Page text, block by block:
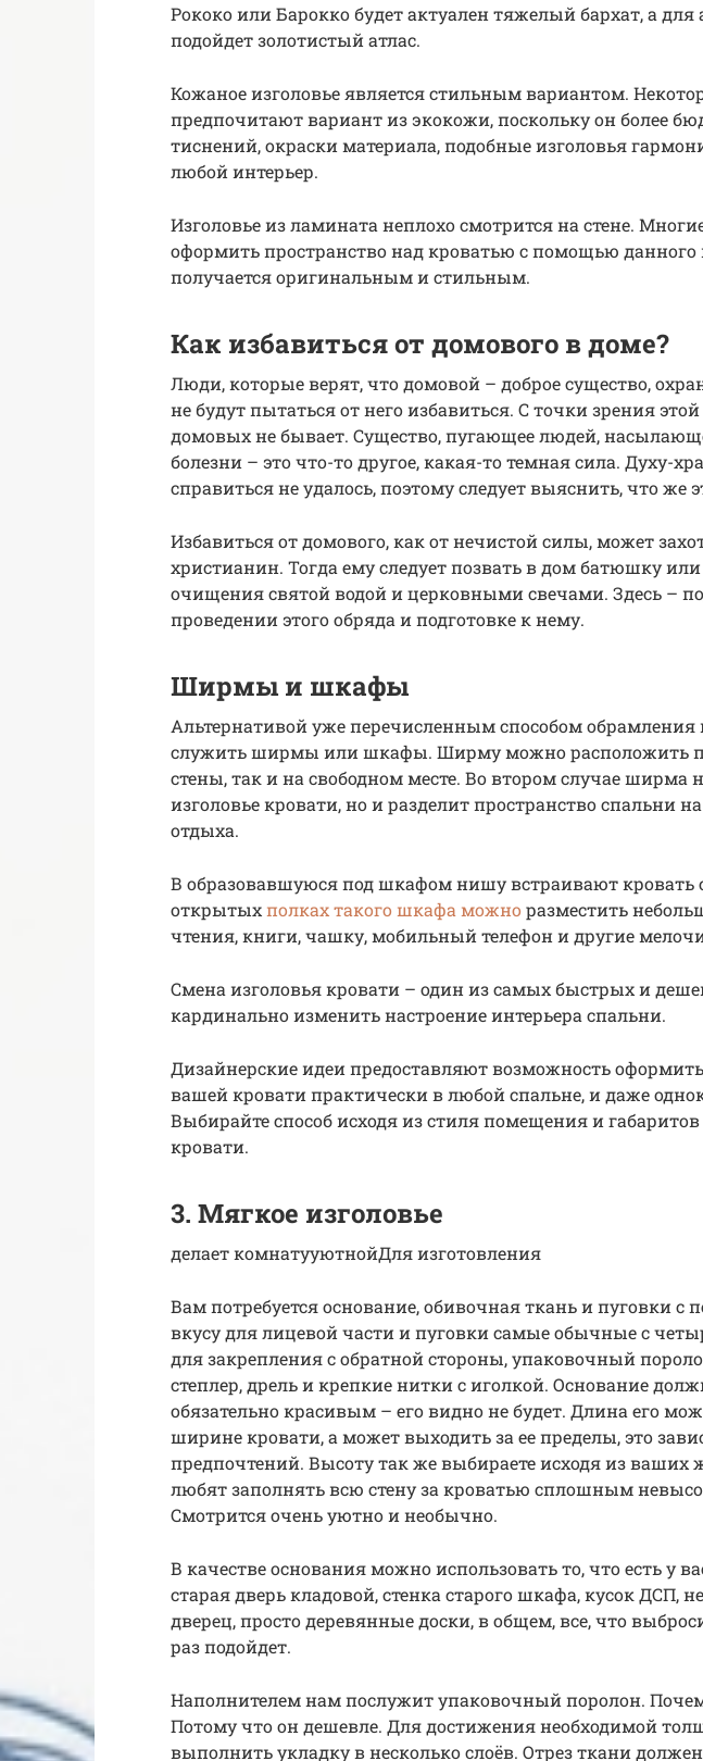
Рококо или Барокко будет актуален тяжелый бархат, а
подойдет золотистый атлас.
Кожаное изголовье является стильным вариантом.
предпочитают вариант из экокожи, поскольку он более
тиснений, окраски материала, подобные изголовья
любой интерьер.
Изголовье из ламината неплохо смотрится на стене.
оформить пространство над кроватью с помощью данного
получается оригинальным и стильным.
Как избавиться от домового в доме?
Люди, которые верят, что домовой – доброе существо,
не будут пытаться от него избавиться. С точки зрения
домовых не бывает. Существо, пугающее людей,
болезни – это что-то другое, какая-то темная сила. Духу-
справиться не удалось, поэтому следует выяснить, что же
Избавиться от домового, как от нечистой силы, может
христианин. Тогда ему следует позвать в дом батюшку
очищения святой водой и церковными свечами. Здесь –
проведении этого обряда и подготовке к нему.
Ширмы и шкафы
Альтернативой уже перечисленным способом обрамления
служить ширмы или шкафы. Ширму можно расположить
стены, так и на свободном месте. Во втором случае ширма
изголовье кровати, но и разделит пространство спальни
отдыха.
В образовавшуюся под шкафом нишу встраивают кровать
открытых полках такого шкафа можноразместить
чтения, книги, чашку, мобильный телефон и другие
Смена изголовья кровати – один из самых быстрых и
кардинально изменить настроение интерьера спальни.
Дизайнерские идеи предоставляют возможность оформить
вашей кровати практически в любой спальне, и даже
Выбирайте способ исходя из стиля помещения и
кровати.
3. Мягкое изголовье
делает комнатууютнойДля изготовления
Вам потребуется основание, обивочная ткань и пуговки с
вкусу для лицевой части и пуговки самые обычные с
для закрепления с обратной стороны, упаковочный
степлер, дрель и крепкие нитки с иголкой. Основание
обязательно красивым – его видно не будет. Длина его
ширине кровати, а может выходить за ее пределы, это
предпочтений. Высоту так же выбираете исходя из ваших
любят заполнять всю стену за кроватью сплошным
Смотрится очень уютно и необычно.
В качестве основания можно использовать то, что есть у
старая дверь кладовой, стенка старого шкафа, кусок ДСП,
дверец, просто деревянные доски, в общем, все, что
раз подойдет.
Наполнителем нам послужит упаковочный поролон.
Потому что он дешевле. Для достижения необходимой
выполнить укладку в несколько слоёв. Отрез ткани